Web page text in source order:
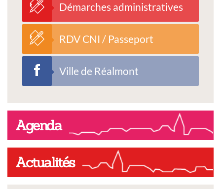
Démarches administratives
RDV CNI / Passeport
Ville de Réalmont
Agenda
Actualités